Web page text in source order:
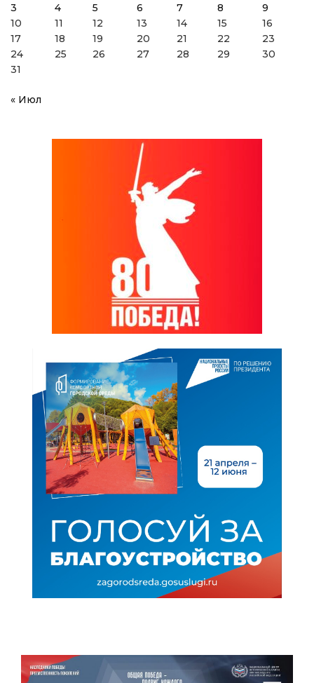
3
4 5 6 7 8
9
10
11 12 13 14 15
16
17
18 19 20 21 22
23
24
25 26 27 28 29
30
31
« Июл